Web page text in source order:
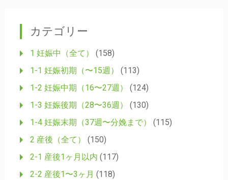
カテゴリー
1 妊娠中（全て）
(158)
1-1 妊娠初期（〜15週）
(113)
1-2 妊娠中期（16〜27週）
(124)
1-3 妊娠後期（28〜36週）
(130)
1-4 妊娠末期（37週〜分娩まで）
(115)
2 産後（全て）
(150)
2-1 産後1ヶ月以内 (117)
2-2 産後1〜3ヶ月 (118)